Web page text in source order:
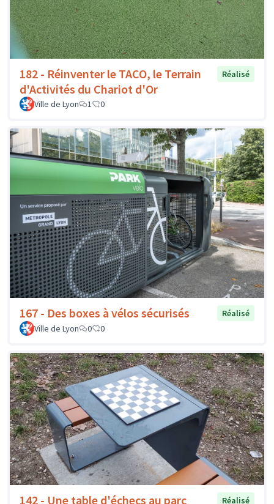
182 - Réinventer le TACO, le Terrain
d'Activités du Chariot d'Or
Réalisé
Ville de Lyon 1 0
167 - Des boxes à vélos sécurisés
Réalisé
Ville de Lyon
0 0
142 - Une table d'échecs au parc Réalisé